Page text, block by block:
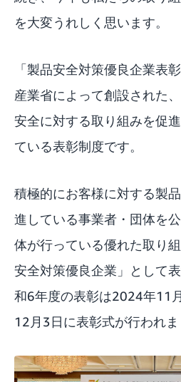
を大変うれしく思います。
「製品安全対策優良企業表
産業省によって創設された
安全に対する取り組みを促
ている表彰制度です。
積極的にお客様に対する製
進している事業者・団体を
体が行っている優れた取り
安全対策優良企業」として
和6年度の表彰は2024年11
12月3日に表彰式が行われま